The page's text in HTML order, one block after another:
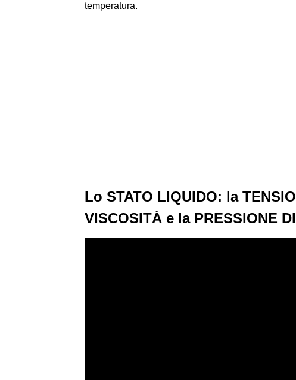
temperatura.
Lo STATO LIQUIDO: la
VISCOSITÀ e la PRESSIONE